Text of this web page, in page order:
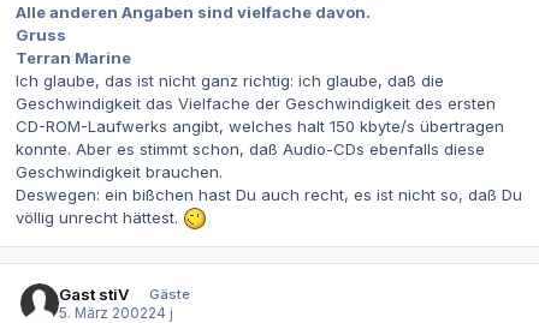
Alle anderen Angaben sind vielfache davon.
Gruss
Terran Marine
Ich glaube, das ist nicht ganz richtig: ich glaube, daß die
Geschwindigkeit das Vielfache der Geschwindigkeit des ersten
CD-ROM-Laufwerks angibt, welches halt 150 kbyte/s übertragen
konnte. Aber es stimmt schon, daß Audio-CDs ebenfalls diese
Geschwindigkeit brauchen.
Deswegen: ein bißchen hast Du auch recht, es ist nicht so, daß Du
völlig unrecht hättest.
Gast stiV
Gäste
5. März 200224 j